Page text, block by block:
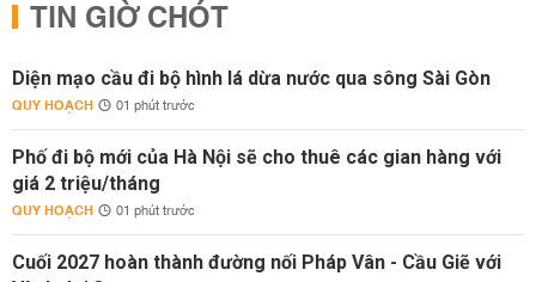
TIN GIỜ CHÓT
Diện mạo cầu đi bộ hình lá dừa nước qua sông Sài Gòn
QUY HOẠCH 01 phút trước
Phố đi bộ mới của Hà Nội sẽ cho thuê các gian hàng với
giá 2 triệu/tháng
QUY HOẠCH 01 phút trước
Cuối 2027 hoàn thành đường nối Pháp Vân - Cầu Giẽ với